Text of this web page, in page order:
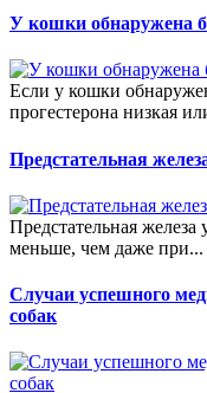
У кошки обнаружена
Если у кошки
прогестерона низкая
Предстательная
Предстательная железа
меньше, чем даже при...
Случаи успешного
собак